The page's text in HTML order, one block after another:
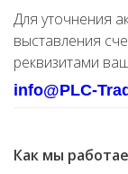
Для уточнения
выставления
реквизитами
info@PLC-
Как мы